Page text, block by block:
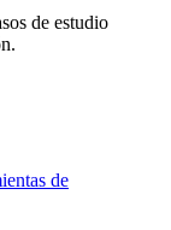
de estudio
de